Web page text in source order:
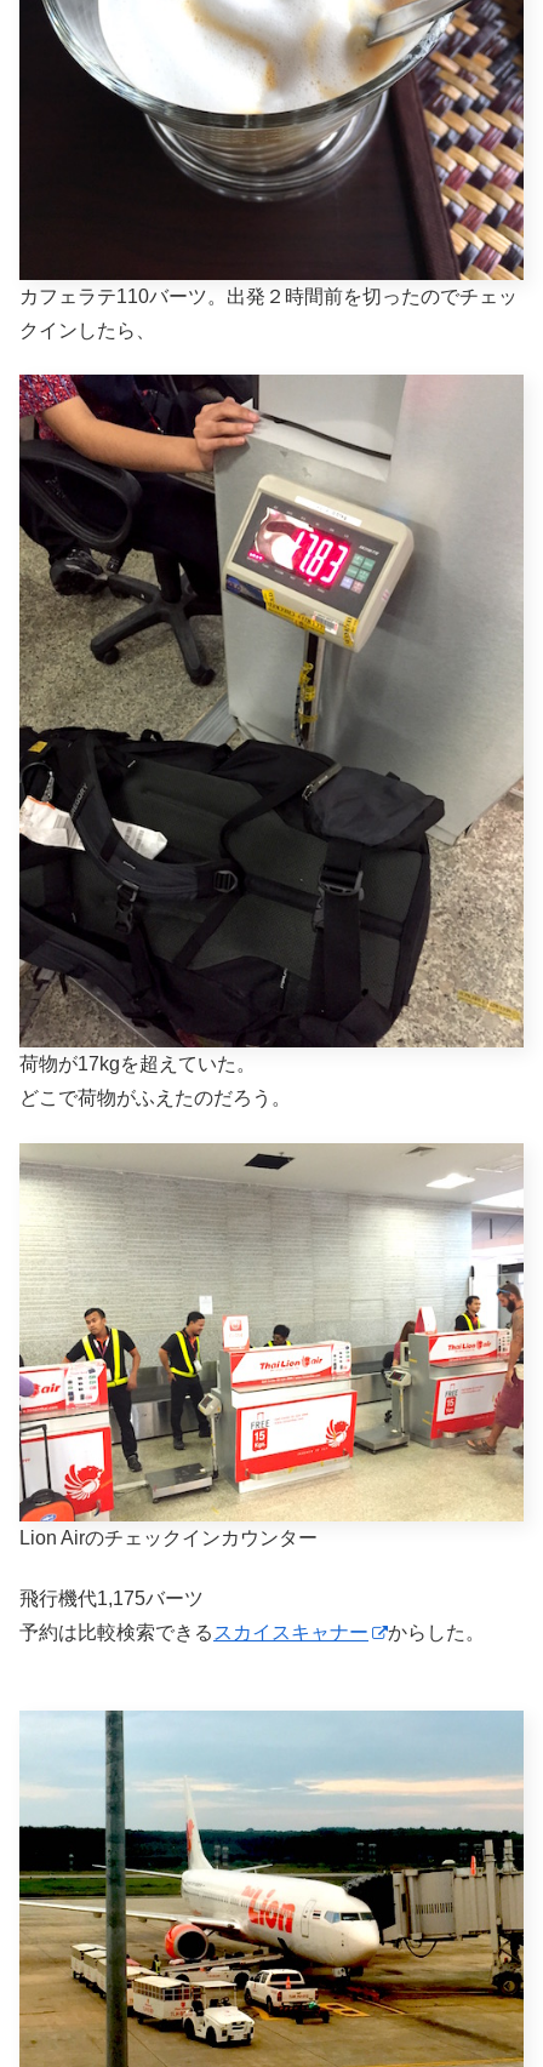
カフェラテ110バーツ。出発２時間前を切ったのでチェッ
クインしたら、
荷物が17kgを超えていた。
どこで荷物がふえたのだろう。
Lion Airのチェックインカウンター
飛行機代1,175バーツ
予約は比較検索できる スカイスキャナー からした。